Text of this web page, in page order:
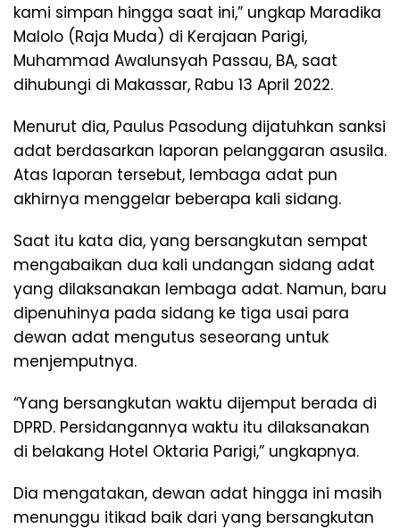
kami simpan hingga saat ini,” ungkap Maradika
Malolo (Raja Muda) di Kerajaan Parigi,
Muhammad Awalunsyah Passau, BA, saat
dihubungi di Makassar, Rabu 13 April 2022.
Menurut dia, Paulus Pasodung dijatuhkan sanksi
adat berdasarkan laporan pelanggaran asusila.
Atas laporan tersebut, lembaga adat pun
akhirnya menggelar beberapa kali sidang.
Saat itu kata dia, yang bersangkutan sempat
mengabaikan dua kali undangan sidang adat
yang dilaksanakan lembaga adat. Namun, baru
dipenuhinya pada sidang ke tiga usai para
dewan adat mengutus seseorang untuk
menjemputnya.
“Yang bersangkutan waktu dijemput berada di
DPRD. Persidangannya waktu itu dilaksanakan
di belakang Hotel Oktaria Parigi,” ungkapnya.
Dia mengatakan, dewan adat hingga ini masih
menunggu itikad baik dari yang bersangkutan